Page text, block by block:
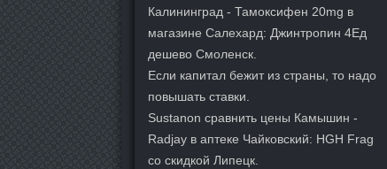
Калининград - Тамоксифен 20mg в
магазине Салехард: Джинтропин 4Ед
дешево Смоленск.
Если капитал бежит из страны, то надо
повышать ставки.
Sustanon сравнить цены Камышин -
Radjay в аптеке Чайковский: HGH Frag
со скидкой Липецк.